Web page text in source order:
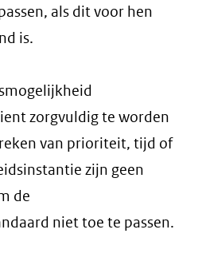
als dit voor hen
is.
zorgvuldig te worden
van prioriteit, tijd of
zijn geen
de
niet toe te passen.